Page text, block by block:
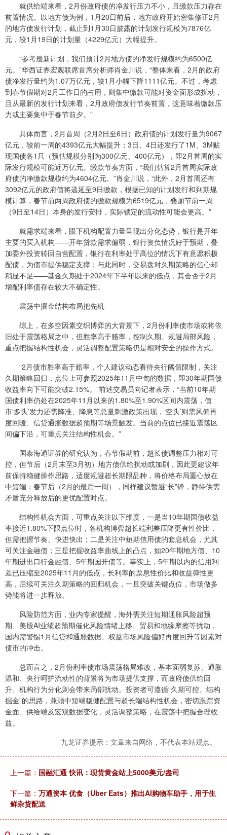
就供给端来看，2月份政府债的净发行压力不小，且缴款压力存在
前置情况。以地方债为例，1月20日前后，地方政府开始密集修正2月
的地方债发行计划，截止到1月30日披露的计划发行规模为7876亿
元，较1月19日的计划量（4229亿元）大幅提升。
“参考最新计划，我们预计2月地方债的净发行规模约为6500亿
元。”华西证券宏观联席首席分析师肖金川说，“整体来看，2月的政府
债净发行量约为1.07万亿元，较1月小幅下降1111亿元。不过，考虑
到春节假期对2月工作日的占用，则集中缴款可能对资金面形成扰动，
且从最新的发行计划来看，2月政府债发行节奏前置，这意味着缴款压
力或主要集中于春节前夕。”
具体而言，2月首周（2月2日至6日）政府债的计划发行量为9067
亿元，较前一周的4393亿元大幅提升；3日、4日还发行了1M、3M贴
现国债各1只（预估规模分别为300亿元、400亿元），即2月首周的实
际发行规模可能近万亿元。缴款节奏方面，“我们估算2月首周实际政
府债的净缴款规模约为4604亿元。”肖金川说，“此外，2月首周还有
3092亿元的政府债将递延至9日缴款，根据已知的计划发行和到期规
模计算，春节前两周政府债的缴款规模为6519亿元，叠加节前一周
（9日至14日）本身的发行安排，实际锁定的流动性可能会更高。”
就需求端来看，眼下机构配置力量呈现出分化态势，银行是开年
主要的买入机构——开年贷款需求偏弱，银行资负情况好于预期，叠
加委外投资转回自营配置，银行在利率处于高位的情况下有意愿积极
配债，为债市提供稳定支撑；与此同时，交易盘对久期策略的信心却
稍显不足——基金久期处于2024年下半年以来的低点，其会否于2月
增配利率债存在较大不确定性。
震荡中掘金结构布局把先机
综上，在多空因素交织博弈的大背景下，2月份利率债市场或将依
旧处于震荡格局之中，但胜率高于赔率，控制久期、规避局部风险，
重点把握结构性机会，灵活调整配置策略仍是相对安全的操作方式。
“2月债市胜率高于赔率，个人建议动态看待央行阈值限制，关注
久期策略回归，点位上可参照2025年11月中旬的数据，即30年期国债
收益率向下可能突破2.15%。”前述交易员向记者表示，“当前10年期
国债利率仍处在2025年11月以来的1.80%至1.90%区间内震荡，债
市‘多头’发力还需降准、降息等总量刺激政策出现，‘空头’则需风偏再
度回暖、信贷通胀数据超预期等场景触发。当前的点位已接近震荡区
间偏下沿，可重点关注结构性机会。”
国泰海通证券的研究认为，春节假期前，超长债调整压力相对可
控，但节后（2月末至3月初）地方债供给扰动或加剧，因此更建议年
前保持稳健操作思路，适度规避超长期限品种，将价格布局重心放在
中短端；春节后（2月的最后一周），同样建议暂避“长”锋，静待供需
矛盾充分释放后的更优配置时点。
结构性机会方面，可重点关注以下维度，一是当10年期国债收益
率接近1.80%下限点位时，各机构博弈超长端利差压降更有性价比，
但需把握节奏、快进快出；二是关注中短期信用债的套息机会，尤其
可关注金融债；三是把握收益率曲线上的凸点，如20年期地方债、10
年期进出口行金融债、5年期国开债等。事实上，5年期以内的信用利
差已压缩至2025年11月的低点，长利率的票息性价比和收益弹性更
高，后续可关注久期策略的回归机会，一旦突破关键点位，市场做多
势能将进一步释放。
风险防范方面，业内专家提醒，海外需关注短期通胀风险超预
期、美股AI业绩超预期催化风险情绪上移、贸易和地缘摩擦等扰动，
国内需警惕1月信贷和通胀数据、权益市场风险偏好再度回升等因素对
债市的冲击。
总而言之，2月份利率债市场震荡格局难改，基本面弱复苏、通胀
温和、央行呵护流动性的背景将为市场提供支撑，而政府债供给回
升、机构行为分化则会带来局部扰动。投资者可遵循“久期可控、结构
掘金”的思路，兼顾中短端稳健配置与超长端结构性机会，密切跟踪资
金面、供给端及宏观数据变化，灵活调整策略，在震荡中把握合理收
益。
九龙证券提示：文章来自网络，不代表本站观点。
上一篇： 国融汇通 快讯：现货黄金站上5000美元/盎司
下一篇： 万通资本 优食（Uber Eats）推出AI购物车助手，用于生
鲜杂货配送